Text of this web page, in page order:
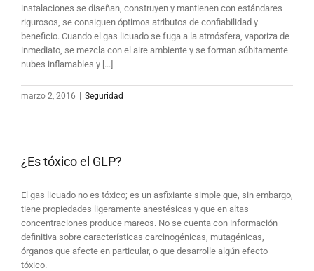
instalaciones se diseñan, construyen y mantienen con estándares
rigurosos, se consiguen óptimos atributos de confiabilidad y
beneficio. Cuando el gas licuado se fuga a la atmósfera, vaporiza de
inmediato, se mezcla con el aire ambiente y se forman súbitamente
nubes inflamables y [...]
marzo 2, 2016 Seguridad
¿Es tóxico el GLP?
El gas licuado no es tóxico; es un asfixiante simple que, sin embargo,
tiene propiedades ligeramente anestésicas y que en altas
concentraciones produce mareos. No se cuenta con información
definitiva sobre características carcinogénicas, mutagénicas,
órganos que afecte en particular, o que desarrolle algún efecto
tóxico.